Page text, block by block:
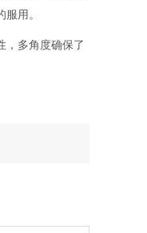
用。
，多角度确保了